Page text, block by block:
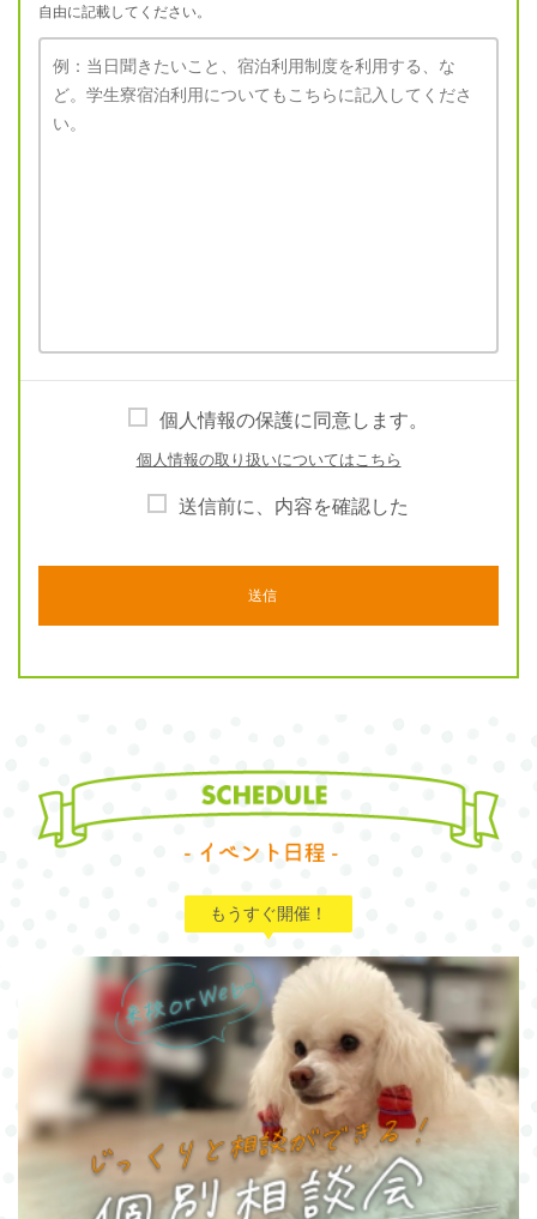
自由に記載してください。
個人情報の保護に同意します。
個人情報の取り扱いについてはこちら
送信前に、内容を確認した
もうすぐ開催！